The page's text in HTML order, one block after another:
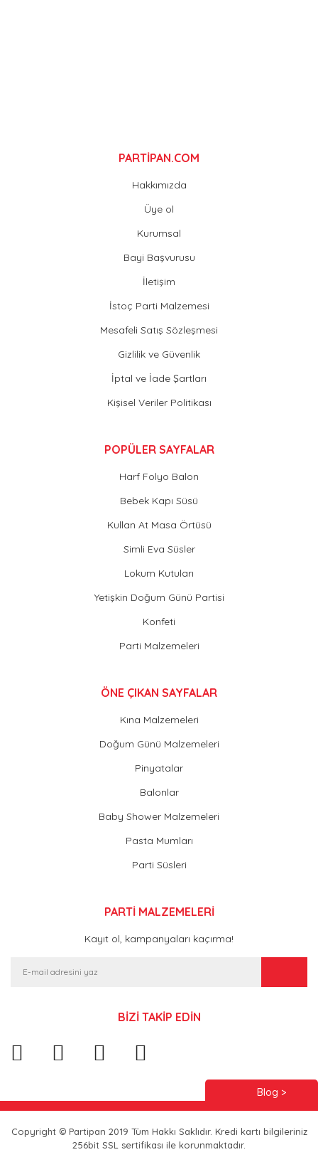
PARTİPAN.COM
Hakkımızda
Üye ol
Kurumsal
Bayi Başvurusu
İletişim
İstoç Parti Malzemesi
Mesafeli Satış Sözleşmesi
Gizlilik ve Güvenlik
İptal ve İade Şartları
Kişisel Veriler Politikası
POPÜLER SAYFALAR
Harf Folyo Balon
Bebek Kapı Süsü
Kullan At Masa Örtüsü
Simli Eva Süsler
Lokum Kutuları
Yetişkin Doğum Günü Partisi
Konfeti
Parti Malzemeleri
ÖNE ÇIKAN SAYFALAR
Kına Malzemeleri
Doğum Günü Malzemeleri
Pinyatalar
Balonlar
Baby Shower Malzemeleri
Pasta Mumları
Parti Süsleri
PARTİ MALZEMELERİ
Kayıt ol, kampanyaları kaçırma!
BİZİ TAKİP EDİN
Copyright © Partipan 2019 Tüm Hakkı Saklıdır. Kredi kartı bilgileriniz
256bit SSL sertifikası ile korunmaktadır.
Blog >